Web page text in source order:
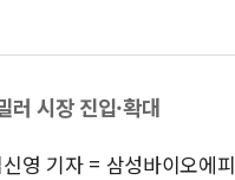
러 시장 진입·확대
영 기자 = 삼성바이오에